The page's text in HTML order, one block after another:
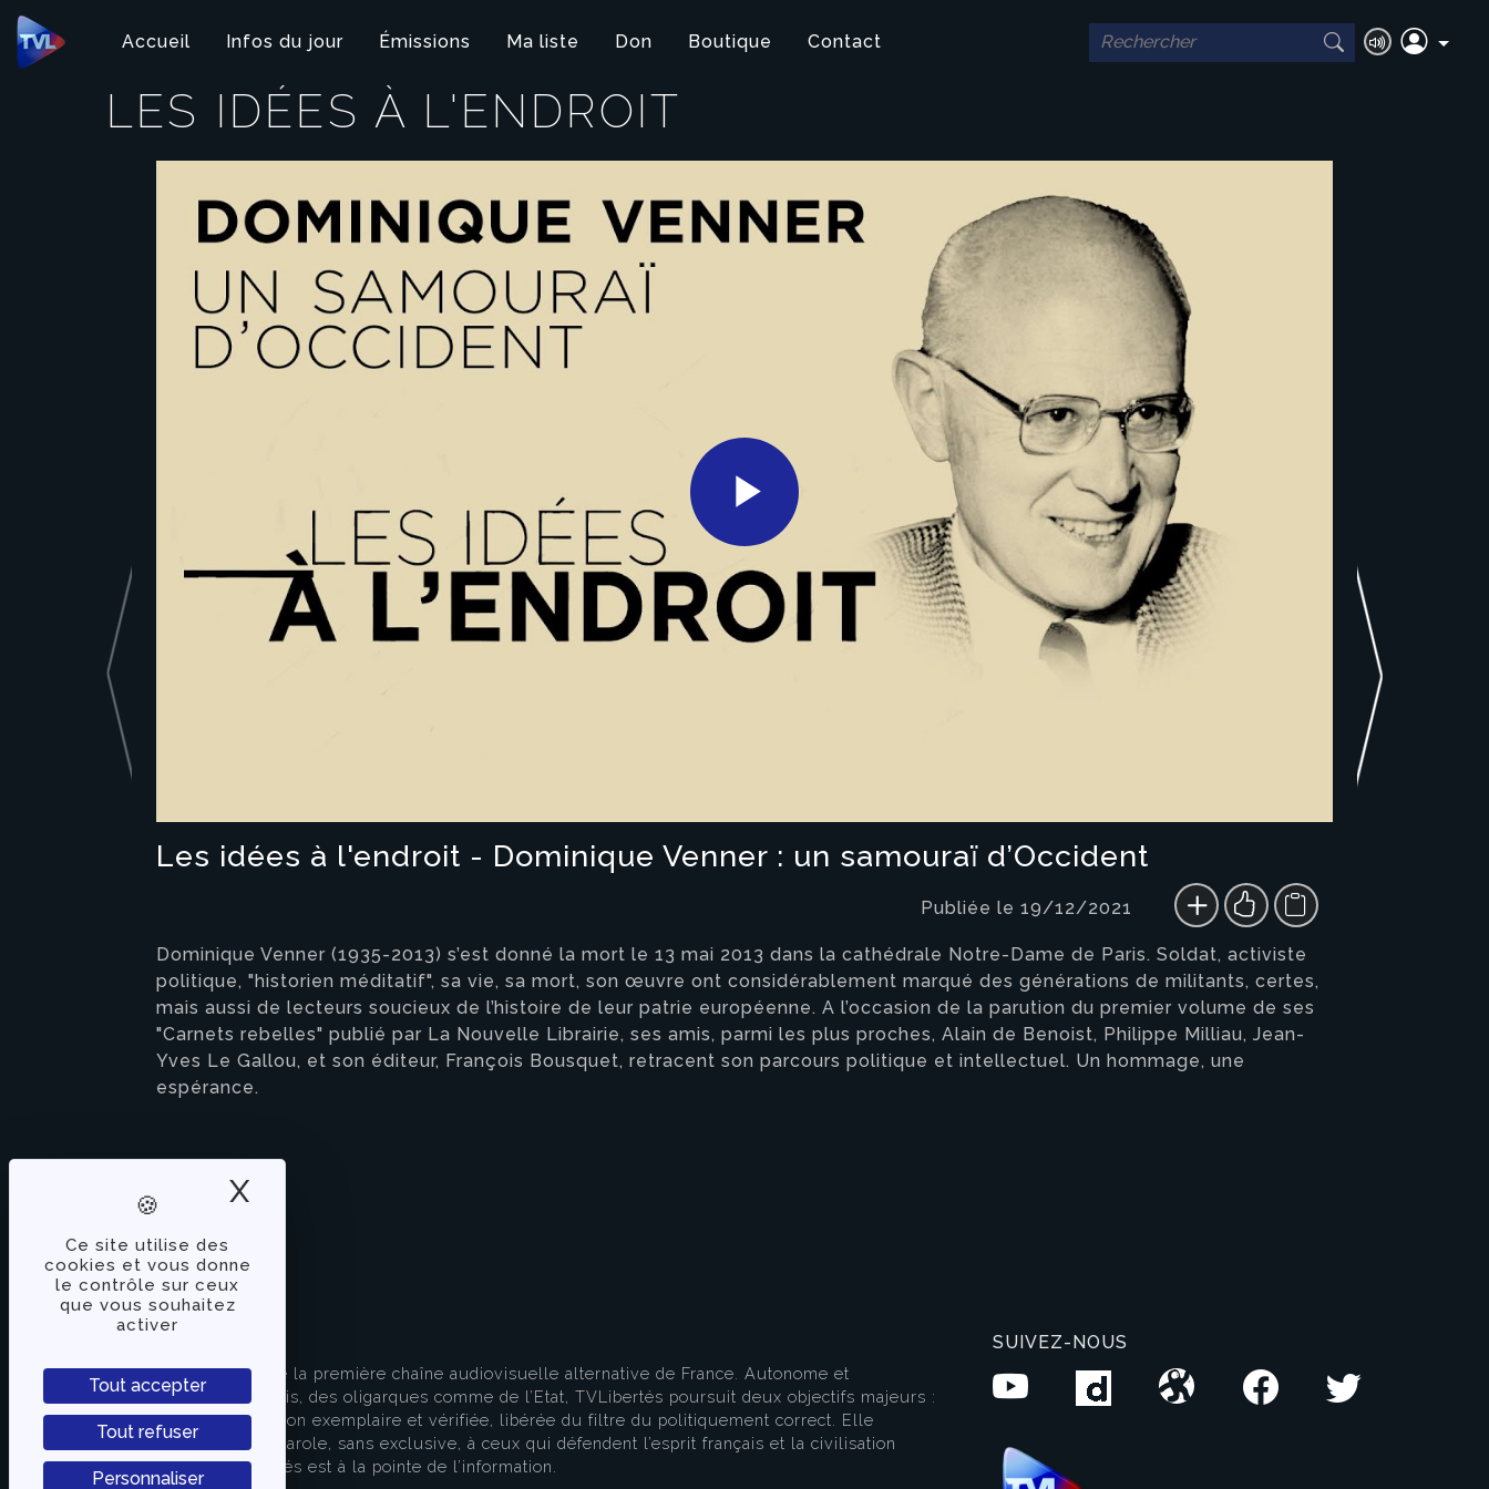
Panneau de gestion des cookies
Ce site utilise des
cookies et vous donne
le contrôle sur ceux
que vous souhaitez
activer
Tout accepter
Tout refuser
Personnaliser
X
Accueil Infos du jour Émissions Ma liste Don Boutique Contact
LES IDÉES À L'ENDROIT
Play
Video
Les idées à l'endroit - Dominique Venner : un samouraï d’Occident
Publiée le 19/12/2021
Dominique Venner (1935-2013) s’est donné la mort le 13 mai 2013 dans la cathédrale Notre-Dame de Paris. Soldat, activiste
politique, "historien méditatif", sa vie, sa mort, son œuvre ont considérablement marqué des générations de militants, certes,
mais aussi de lecteurs soucieux de l’histoire de leur patrie européenne. A l’occasion de la parution du premier volume de ses
"Carnets rebelles" publié par La Nouvelle Librairie, ses amis, parmi les plus proches, Alain de Benoist, Philippe Milliau, Jean-
Yves Le Gallou, et son éditeur, François Bousquet, retracent son parcours politique et intellectuel. Un hommage, une
espérance.
TVLibertés représente la première chaîne audiovisuelle alternative de France. Autonome et
indépendante des partis, des oligarques comme de l’Etat, TVLibertés poursuit deux objectifs majeurs :
apporter une information exemplaire et vérifiée, libérée du filtre du politiquement correct. Elle
s’attache à donner la parole, sans exclusive, à ceux qui défendent l’esprit français et la civilisation
européenne. TVLibertés est à la pointe de l’information.
SUIVEZ-NOUS